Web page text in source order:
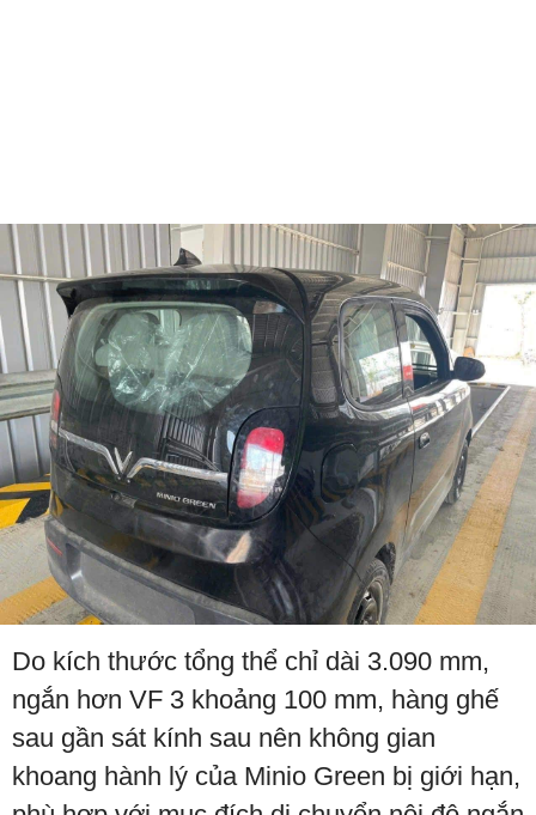
Do kích thước tổng thể chỉ dài 3.090 mm,
ngắn hơn VF 3 khoảng 100 mm, hàng ghế
sau gần sát kính sau nên không gian
khoang hành lý của Minio Green bị giới hạn,